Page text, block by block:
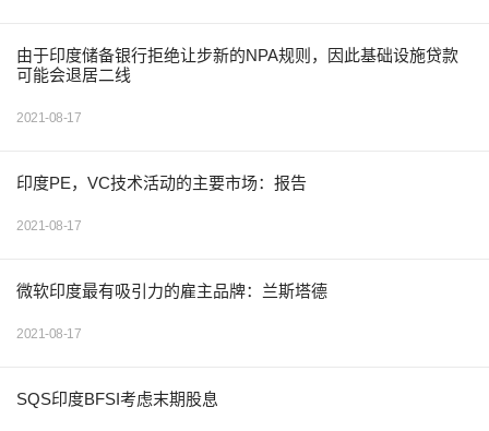
由于印度储备银行拒绝让步新的NPA规则，因此基础设施贷款
可能会退居二线
2021-08-17
印度PE，VC技术活动的主要市场：报告
2021-08-17
微软印度最有吸引力的雇主品牌：兰斯塔德
2021-08-17
SQS印度BFSI考虑末期股息